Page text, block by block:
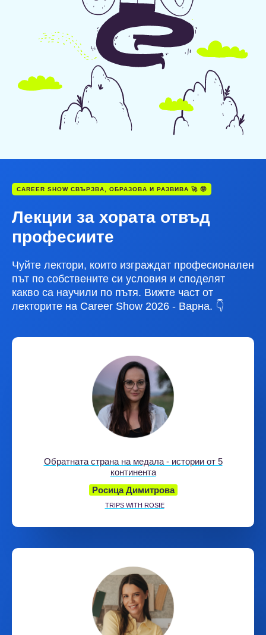
CAREER SHOW СВЪРЗВА, ОБРАЗОВА И РАЗВИВА 🚀 🤓
Лекции за хората отвъд
професиите
Чуйте лектори, които изграждат професионален
път по собствените си условия и споделят
какво са научили по пътя. Вижте част от
лекторите на Career Show 2026 - Варна. 👇
Обратната страна на медала - истории от 5
континента
Росица Димитрова
TRIPS WITH ROSIE